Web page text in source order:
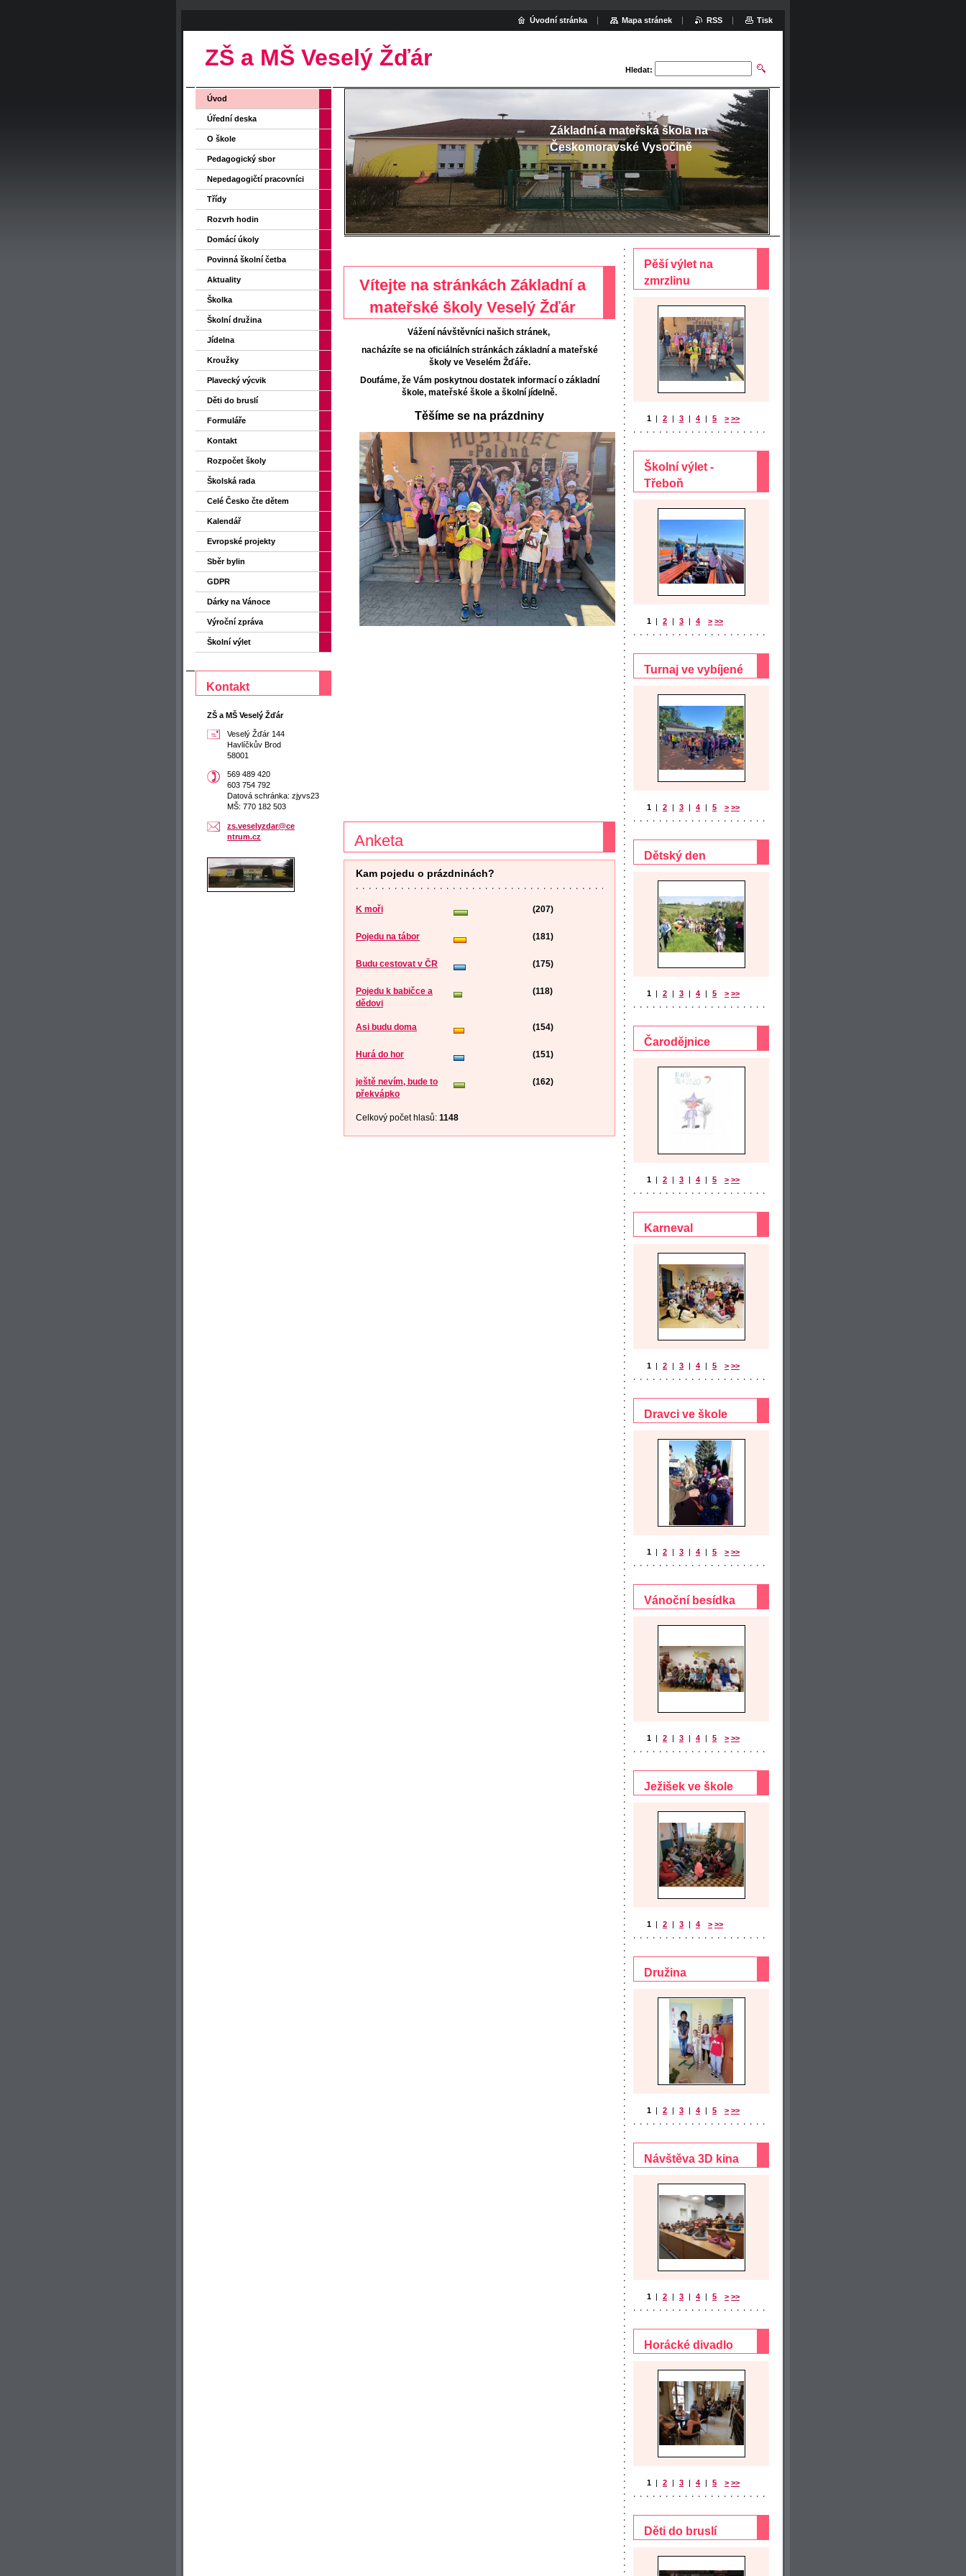
ZŠ a MŠ Veselý Žďár Hledat:
Základní a mateřská škola na
Českomoravské Vysočině
Vítejte na stránkách Základní a
mateřské školy Veselý Žďár
Vážení návštěvníci našich stránek,
nacházíte se na oficiálních stránkách základní a mateřské
školy ve Veselém Žďáře.
Doufáme, že Vám poskytnou dostatek informací o základní
škole, mateřské škole a školní jídelně.
Těšíme se na prázdniny
Anketa
Kam pojedu o prázdninách?
K moři (207)
Pojedu na tábor (181)
Budu cestovat v ČR (175)
Pojedu k babičce a
dědovi
(118)
Asi budu doma (154)
Hurá do hor (151)
ještě nevím, bude to
překvápko
(162)
Celkový počet hlasů: 1148
Pěší výlet na
zmrzlinu
1 | 2 | 3 | 4 | 5 > >>
Školní výlet -
Třeboň
1 | 2 | 3 | 4 > >>
Turnaj ve vybíjené
1 | 2 | 3 | 4 | 5 > >>
Dětský den
1 | 2 | 3 | 4 | 5 > >>
Čarodějnice
1 | 2 | 3 | 4 | 5 > >>
Karneval
1 | 2 | 3 | 4 | 5 > >>
Dravci ve škole
1 | 2 | 3 | 4 | 5 > >>
Vánoční besídka
1 | 2 | 3 | 4 | 5 > >>
Ježišek ve škole
1 | 2 | 3 | 4 > >>
Družina
1 | 2 | 3 | 4 | 5 > >>
Návštěva 3D kina
1 | 2 | 3 | 4 | 5 > >>
Horácké divadlo
1 | 2 | 3 | 4 | 5 > >>
Děti do bruslí
Úvod
Úřední deska
O škole
Pedagogický sbor
Nepedagogičtí pracovníci
Třídy
Rozvrh hodin
Domácí úkoly
Povinná školní četba
Aktuality
Školka
Školní družina
Jídelna
Kroužky
Plavecký výcvik
Děti do bruslí
Formuláře
Kontakt
Rozpočet školy
Školská rada
Celé Česko čte dětem
Kalendář
Evropské projekty
Sběr bylin
GDPR
Dárky na Vánoce
Výroční zpráva
Školní výlet
Kontakt
ZŠ a MŠ Veselý Žďár
Veselý Žďár 144
Havlíčkův Brod
58001
569 489 420
603 754 792
Datová schránka: zjyvs23
MŠ: 770 182 503
zs.veselyzdar@ce
ntrum.cz
Úvodní stránka Mapa stránek RSS Tisk